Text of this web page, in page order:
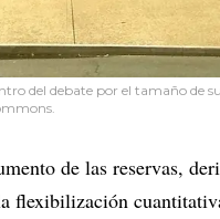
del debate por el tamaño de
de las reservas,
flexibilización